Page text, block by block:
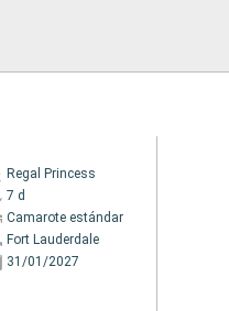
Regal Princess
7 d
Camarote estándar
Fort Lauderdale
31/01/2027